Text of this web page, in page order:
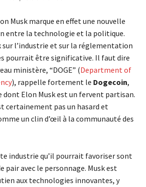
Musk marque en effet une nouvelle
entre la technologie et la politique.
sur l’industrie et sur la réglementation
pourrait être significative. Il faut dire
ministère, “DOGE” (Department of
), rappelle fortement le Dogecoin,
Elon Musk est un fervent partisan.
certainement pas un hasard et
un clin d’œil à la communauté des
industrie qu’il pourrait favoriser sont
pair avec le personnage. Musk est
aux technologies innovantes, y